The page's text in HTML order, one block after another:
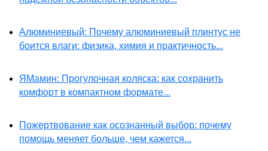
Алюминиевый: Почему алюминиевый плинтус не
боится влаги: физика, химия и практичность...
ЯМамин: Прогулочная коляска: как сохранить
комфорт в компактном формате...
Пожертвование как осознанный выбор: почему
помощь меняет больше, чем кажется...